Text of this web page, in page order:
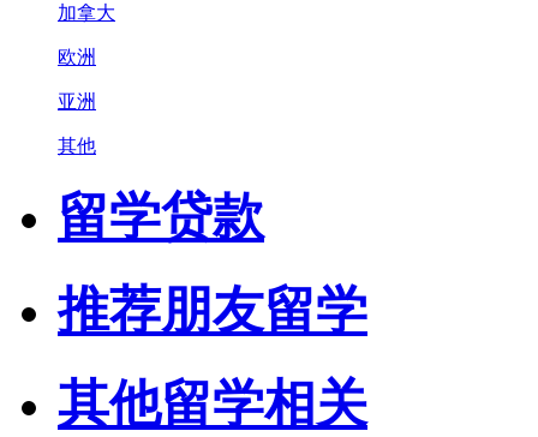
加拿大
欧洲
亚洲
其他
留学贷款
推荐朋友留学
其他留学相关